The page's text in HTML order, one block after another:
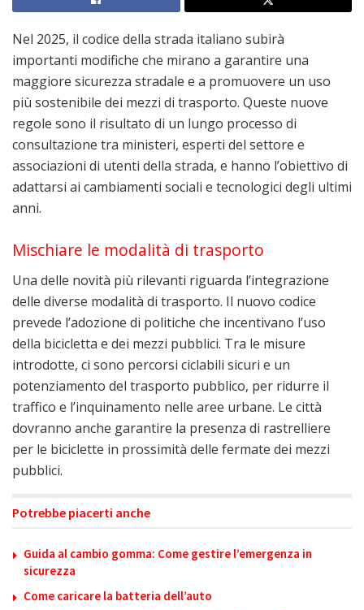
Nel 2025, il codice della strada italiano subirà
importanti modifiche che mirano a garantire una
maggiore sicurezza stradale e a promuovere un uso
più sostenibile dei mezzi di trasporto. Queste nuove
regole sono il risultato di un lungo processo di
consultazione tra ministeri, esperti del settore e
associazioni di utenti della strada, e hanno l’obiettivo di
adattarsi ai cambiamenti sociali e tecnologici degli ultimi
anni.
Mischiare le modalità di trasporto
Una delle novità più rilevanti riguarda l’integrazione
delle diverse modalità di trasporto. Il nuovo codice
prevede l’adozione di politiche che incentivano l’uso
della bicicletta e dei mezzi pubblici. Tra le misure
introdotte, ci sono percorsi ciclabili sicuri e un
potenziamento del trasporto pubblico, per ridurre il
traffico e l’inquinamento nelle aree urbane. Le città
dovranno anche garantire la presenza di rastrelliere
per le biciclette in prossimità delle fermate dei mezzi
pubblici.
Potrebbe piacerti anche
Guida al cambio gomma: Come gestire l’emergenza in
sicurezza
Come caricare la batteria dell’auto